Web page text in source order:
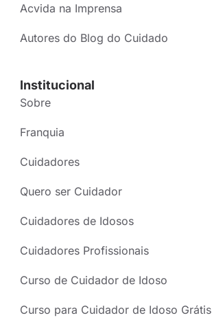
Acvida na Imprensa
Autores do Blog do Cuidado
Institucional
Sobre
Franquia
Cuidadores
Quero ser Cuidador
Cuidadores de Idosos
Cuidadores Profissionais
Curso de Cuidador de Idoso
Curso para Cuidador de Idoso Grátis